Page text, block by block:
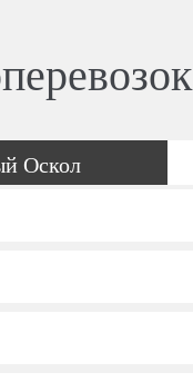
Оскол